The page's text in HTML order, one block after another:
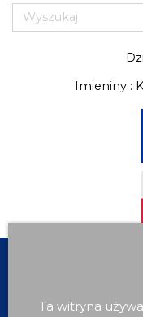
Imieniny :
Ta witryna